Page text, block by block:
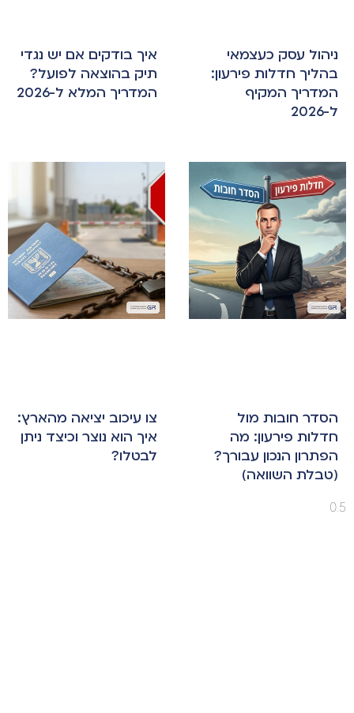
ניהול עסק כעצמאי
בהליך חדלות פירעון:
המדריך המקיף
ל-2026
איך בודקים אם יש נגדי
תיק בהוצאה לפועל?
המדריך המלא ל-2026
הסדר חובות מול
חדלות פירעון: מה
הפתרון הנכון עבורך?
(טבלת השוואה)
צו עיכוב יציאה מהארץ:
איך הוא נוצר וכיצד ניתן
לבטלו?